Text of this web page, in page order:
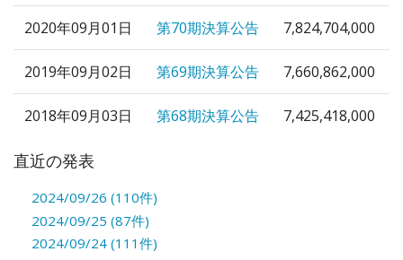
2020年09月01日 第70期決算公告 7,824,704,000
2019年09月02日 第69期決算公告 7,660,862,000
2018年09月03日 第68期決算公告 7,425,418,000
直近の発表
2024/09/26 (110件)
2024/09/25 (87件)
2024/09/24 (111件)